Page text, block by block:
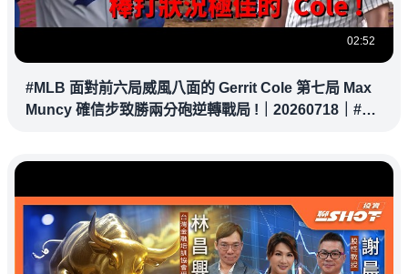
02:52
#MLB 面對前六局威風八面的 Gerrit Cole 第七局 Max
Muncy 確信步致勝兩分砲逆轉戰局 !｜20260718｜#洛